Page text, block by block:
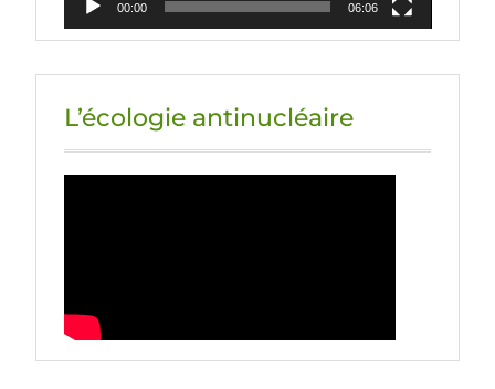
00:00 06:06
L’écologie antinucléaire